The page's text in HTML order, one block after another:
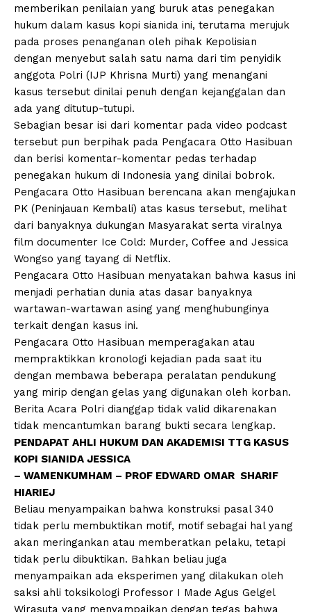
memberikan penilaian yang buruk atas penegakan
hukum dalam kasus kopi sianida ini, terutama merujuk
pada proses penanganan oleh pihak Kepolisian
dengan menyebut salah satu nama dari tim penyidik
anggota Polri (IJP Khrisna Murti) yang menangani
kasus tersebut dinilai penuh dengan kejanggalan dan
ada yang ditutup-tutupi.
Sebagian besar isi dari komentar pada video podcast
tersebut pun berpihak pada Pengacara Otto Hasibuan
dan berisi komentar-komentar pedas terhadap
penegakan hukum di Indonesia yang dinilai bobrok.
Pengacara Otto Hasibuan berencana akan mengajukan
PK (Peninjauan Kembali) atas kasus tersebut, melihat
dari banyaknya dukungan Masyarakat serta viralnya
film documenter Ice Cold: Murder, Coffee and Jessica
Wongso yang tayang di Netflix.
Pengacara Otto Hasibuan menyatakan bahwa kasus ini
menjadi perhatian dunia atas dasar banyaknya
wartawan-wartawan asing yang menghubunginya
terkait dengan kasus ini.
Pengacara Otto Hasibuan memperagakan atau
mempraktikkan kronologi kejadian pada saat itu
dengan membawa beberapa peralatan pendukung
yang mirip dengan gelas yang digunakan oleh korban.
Berita Acara Polri dianggap tidak valid dikarenakan
tidak mencantumkan barang bukti secara lengkap.
PENDAPAT AHLI HUKUM DAN AKADEMISI TTG KASUS
KOPI SIANIDA JESSICA
– WAMENKUMHAM – PROF EDWARD OMAR SHARIF
HIARIEJ
Beliau menyampaikan bahwa konstruksi pasal 340
tidak perlu membuktikan motif, motif sebagai hal yang
akan meringankan atau memberatkan pelaku, tetapi
tidak perlu dibuktikan. Bahkan beliau juga
menyampaikan ada eksperimen yang dilakukan oleh
saksi ahli toksikologi Professor I Made Agus Gelgel
Wirasuta yang menyampaikan dengan tegas bahwa